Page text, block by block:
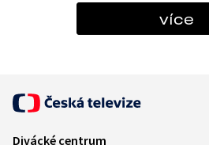
více